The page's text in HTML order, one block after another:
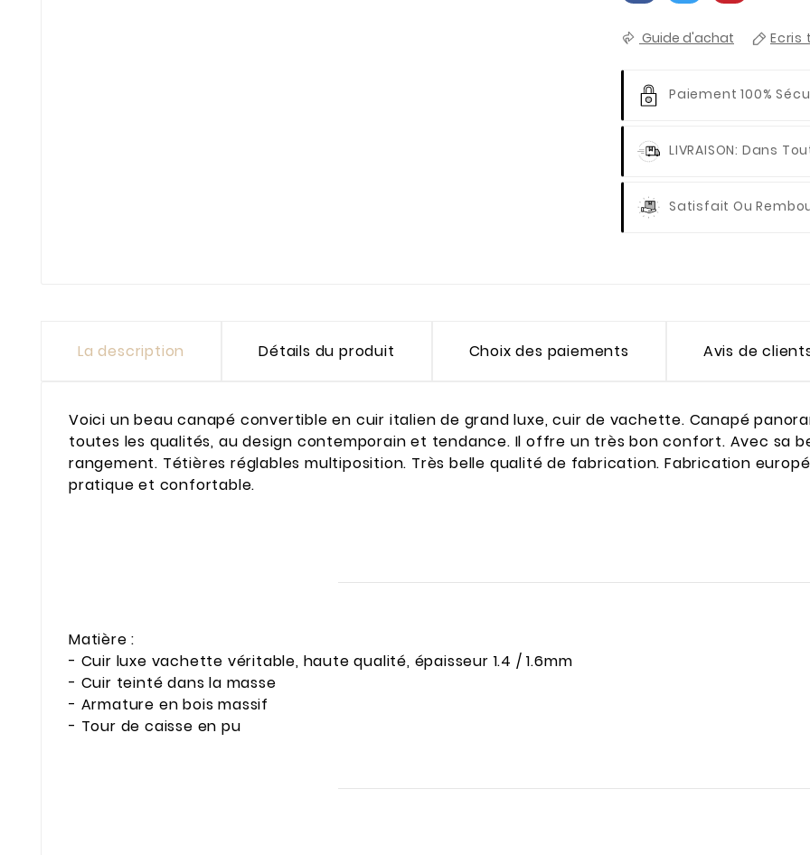
Guide d'achat Ecris
Paiement 100%
LIVRAISON: Dans
Satisfait Ou
La description Détails du produit Choix des paiements Avis de
Voici un beau canapé convertible en cuir italien de grand luxe, cuir de vachette. Canapé
toutes les qualités, au design contemporain et tendance. Il offre un très bon confort. Avec sa
rangement. Tétières réglables multiposition. Très belle qualité de fabrication. Fabrication
pratique et confortable.
Matière :
- Cuir luxe vachette véritable, haute qualité, épaisseur 1.4 / 1.6mm
- Cuir teinté dans la masse
- Armature en bois massif
- Tour de caisse en pu